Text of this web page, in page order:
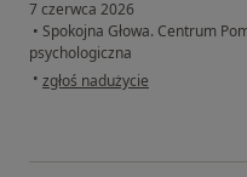
7 czerwca 2026
• Spokojna Głowa. Centrum
psychologiczna
• w opinii użytkownika Agnieszka
zgłoś nadużycie